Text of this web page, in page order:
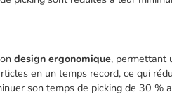
design ergonomique, permettant
en un temps record, ce qui
son temps de picking de 30 %